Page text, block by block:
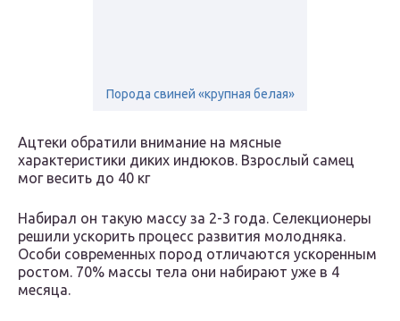
Порода свиней «крупная белая»
Ацтеки обратили внимание на мясные
характеристики диких индюков. Взрослый самец
мог весить до 40 кг
Набирал он такую массу за 2-3 года. Селекционеры
решили ускорить процесс развития молодняка.
Особи современных пород отличаются ускоренным
ростом. 70% массы тела они набирают уже в 4
месяца.